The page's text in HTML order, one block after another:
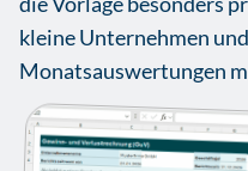
kleine Unternehmen
Monatsauswertungen